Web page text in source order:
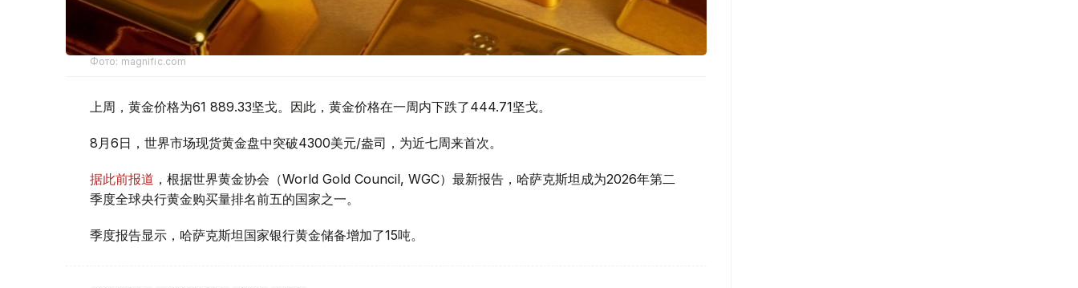
Фото: magnific.com
上周，黄金价格为61 889.33坚戈。因此，黄金价格在一周内下跌了444.71坚戈。
8月6日，世界市场现货黄金盘中突破4300美元/盎司，为近七周来首次。
据此前报道 ，根据世界黄金协会（World Gold Council, WGC）最新报告，哈萨克斯坦成为2026年第二
季度全球央行黄金购买量排名前五的国家之一。
季度报告显示，哈萨克斯坦国家银行黄金储备增加了15吨。